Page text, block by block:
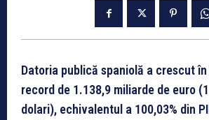
Datoria publică spaniolă a crescut în
record de 1.138,9 miliarde de euro
dolari), echivalentul a 100,03% din